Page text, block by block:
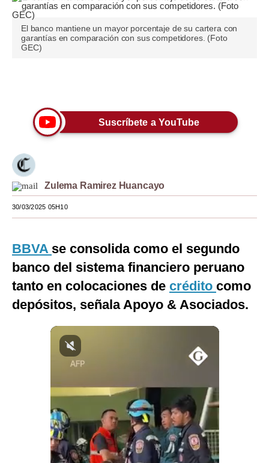
Editorial
Pregunta de hoy
Lujo
Viajes
Moda
Estilos
Mundo
España
Internacional
Tecnología
Club del Suscriptor
Notas Contratadas
El banco mantiene un mayor porcentaje de su cartera con
garantías en comparación con sus competidores. (Foto
GEC)
Suscríbete a YouTube
Zulema Ramirez Huancayo
30/03/2025 05H10
BBVA se consolida como el segundo
banco del sistema financiero peruano
tanto en colocaciones de crédito como
depósitos, señala Apoyo & Asociados.